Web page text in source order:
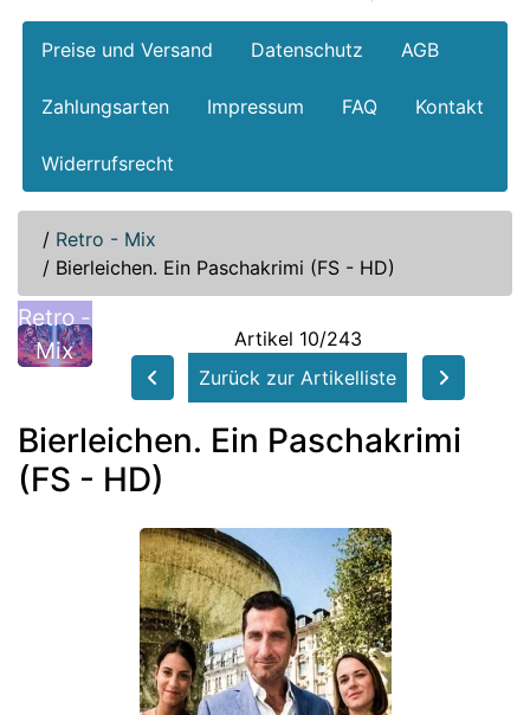
Preise und Versand Datenschutz AGB
Zahlungsarten Impressum FAQ Kontakt
Widerrufsrecht
/ Retro - Mix
/ Bierleichen. Ein Paschakrimi (FS - HD)
Retro -
Mix
Artikel 10/243
Zurück zur Artikelliste
Bierleichen. Ein Paschakrimi
(FS - HD)